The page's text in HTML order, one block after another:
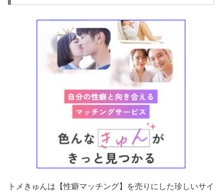
トメきゅんは【性癖マッチング】を売りにした珍しいサイ